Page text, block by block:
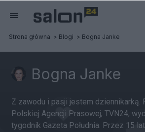
Strona główna Blogi Bogna Janke
Bogna Janke
Z zawodu i pasji jestem dziennikarką.
Polskiej Agencji Prasowej, TVN24,
tygodnik Gazeta Południa. Przez 15 lat